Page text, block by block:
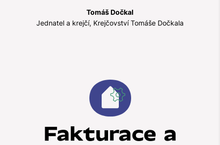
Tomáš Dočkal
Jednatel a krejčí, Krejčovství Tomáše Dočkala
Fakturace a